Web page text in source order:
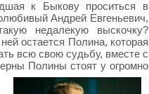
к Быкову проситься в
Андрей Евгеньевич,
недалекую выскочку?
остается Полина, которая
всю свою судьбу, вместе с
Полины стоят у огромно